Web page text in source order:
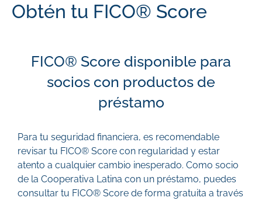
Obtén tu FICO® Score
FICO® Score disponible para
socios con productos de
préstamo
Para tu seguridad financiera, es recomendable
revisar tu FICO® Score con regularidad y estar
atento a cualquier cambio inesperado. Como socio
de la Cooperativa Latina con un préstamo, puedes
consultar tu FICO® Score de forma gratuita a través